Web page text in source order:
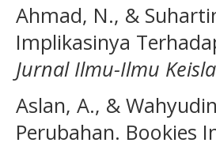
Ahmad, N., &
Implikasinya
Jurnal Ilmu-Ilmu
Aslan, A., &
Perubahan. Bookies